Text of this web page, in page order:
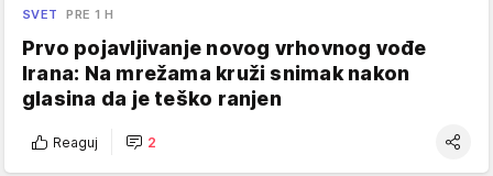
SVET PRE 1 H
Prvo pojavljivanje novog vrhovnog vođe
Irana: Na mrežama kruži snimak nakon
glasina da je teško ranjen
Reaguj 2